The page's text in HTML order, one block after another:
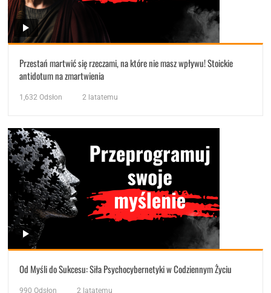
Przestań martwić się rzeczami, na które nie masz wpływu! Stoickie
antidotum na zmartwienia
1,632 Odsłon 2 latatemu
Od Myśli do Sukcesu: Siła Psychocybernetyki w Codziennym Życiu
990 Odsłon 2 latatemu